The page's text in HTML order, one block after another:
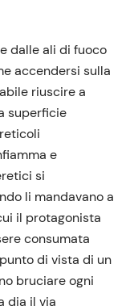
dalle ali di fuoco
accendersi sulla
riuscire a
superficie
e
si
li mandavano a
il protagonista
consumata
di vista di un
bruciare ogni
dia il via